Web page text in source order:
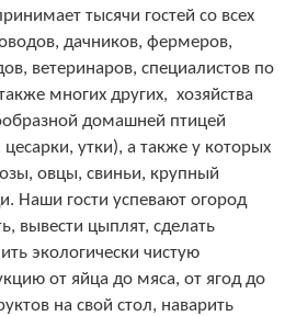
тысячи гостей со всех
дачников, фермеров,
ветеринаров, специалистов по
многих других, хозяйства
домашней птицей
утки), а также у которых
овцы, свиньи, крупный
Наши гости успевают огород
вывести цыплят, сделать
экологически чистую
от яйца до мяса, от ягод до
на свой стол, наварить